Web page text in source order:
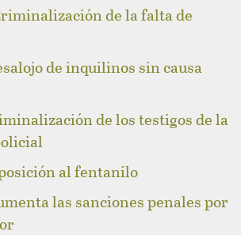
de la falta de
de inquilinos sin causa
de los testigos de la
al fentanilo
las sanciones penales por